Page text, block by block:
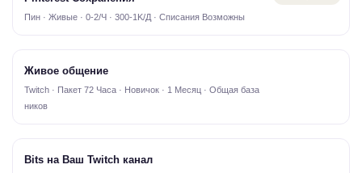
Пин · Живые · 0-2/Ч · 300-1K/Д · Списания Возможны
Живое общение
Twitch · Пакет 72 Часа · Новичок · 1 Месяц · Общая база
ников
Bits на Ваш Twitch канал